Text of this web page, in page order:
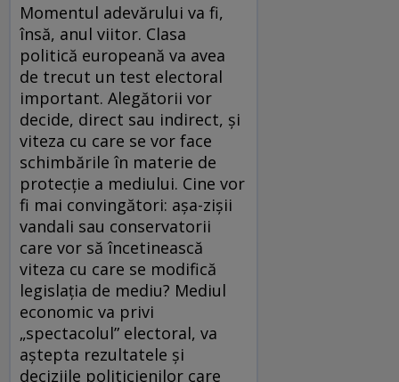
Momentul adevărului va fi,
însă, anul viitor. Clasa
politică europeană va avea
de trecut un test electoral
important. Alegătorii vor
decide, direct sau indirect, și
viteza cu care se vor face
schimbările în materie de
protecție a mediului. Cine vor
fi mai convingători: așa-zișii
vandali sau conservatorii
care vor să încetinească
viteza cu care se modifică
legislația de mediu? Mediul
economic va privi
„spectacolul” electoral, va
aștepta rezultatele și
deciziile politicienilor care